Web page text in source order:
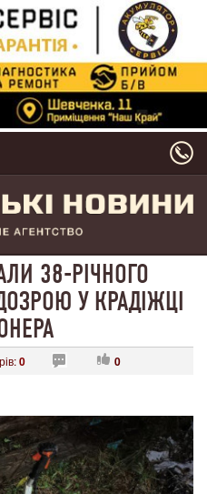
38-РІЧНОГО
У КРАДІЖЦІ
0 0